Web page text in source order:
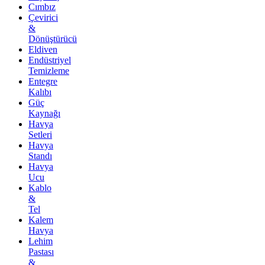
Cımbız
Çevirici
&
Dönüştürücü
Eldiven
Endüstriyel
Temizleme
Entegre
Kalıbı
Güç
Kaynağı
Havya
Setleri
Havya
Standı
Havya
Ucu
Kablo
&
Tel
Kalem
Havya
Lehim
Pastası
&